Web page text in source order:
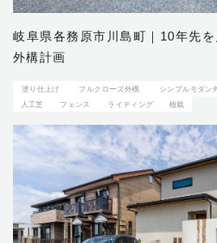
ガーデンファニチ
会社概要
サステナビリ
ブログ
岐阜県各務原市川島町｜10年先
外構計画
塗り仕上げ フルクローズ外構 シンプルモダン
人工芝
フェンス ライティング 植栽